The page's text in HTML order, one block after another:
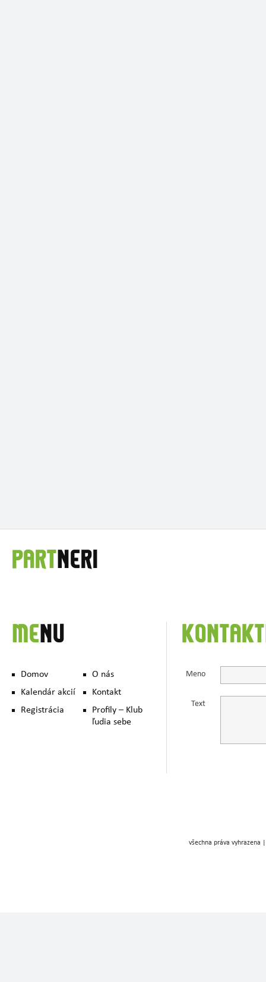
PARTNERI
MENU
Domov
O nás
Kalendár akcií
Kontakt
Registrácia
Profily – Klub
ľudia sebe
Meno
Text
všechna práva